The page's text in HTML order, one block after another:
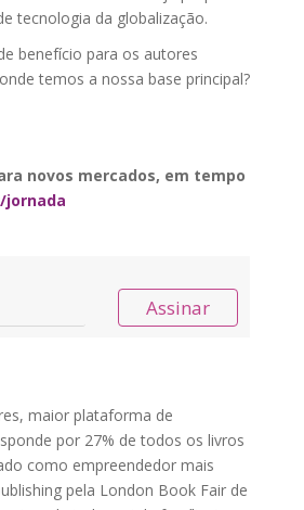
tecnologia da globalização.
benefício para os autores
temos a nossa base principal?
novos mercados, em tempo
jornada
Assinar
maior plataforma de
por 27% de todos os livros
como empreendedor mais
pela London Book Fair de